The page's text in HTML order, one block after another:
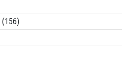
(156)